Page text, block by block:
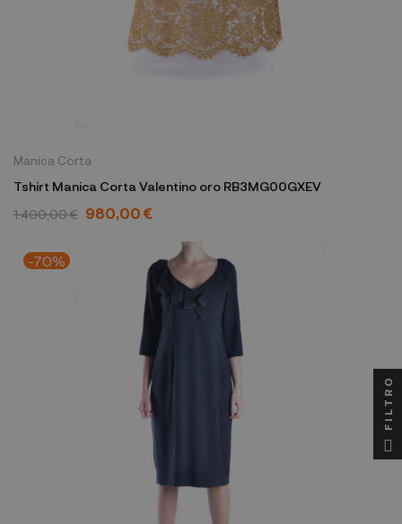
Manica Corta
Tshirt Manica Corta Valentino oro RB3MG00GXEV
1.400,00 € 980,00 €
-70%
FILTRO